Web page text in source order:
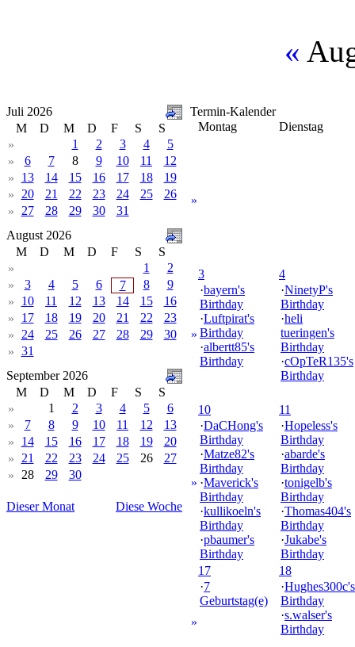
«
Juli 2026
M
D M D F S
S
»
1 2 3 4
5
»
6 7 8 9 10 11
12
»
13 14 15 16 17 18
19
»
20 21 22 23 24 25
26
»
27 28 29 30
31
August 2026
M
D M D F S
S
»
1
2
»
3 4 5 6 7 8
9
»
10 11 12 13 14 15
16
»
17 18 19 20 21 22
23
»
24 25 26 27 28 29
30
» 31
September 2026
M
D M D F S
S
»
1 2 3 4 5
6
»
7 8 9 10 11 12
13
»
14 15 16 17 18 19
20
»
21 22 23 24 25 26
27
»
28 29 30
Dieser Monat Diese Woche
Termin-Kalender
Montag
Dienstag
»
»
3
·bayern's
Birthday
·Luftpirat's
Birthday
·albertt85's
Birthday
4
·NinetyP's
Birthday
·heli
tueringen's
Birthday
·cOpTeR135's
Birthday
»
10
·DaCHong's
Birthday
·Matze82's
Birthday
·Maverick's
Birthday
·kullikoeln's
Birthday
·pbaumer's
Birthday
11
·Hopeless's
Birthday
·abarde's
Birthday
·tonigelb's
Birthday
·Thomas404's
Birthday
·Jukabe's
Birthday
»
17
·7
Geburtstag(e)
18
·Hughes300c's
Birthday
·s.walser's
Birthday